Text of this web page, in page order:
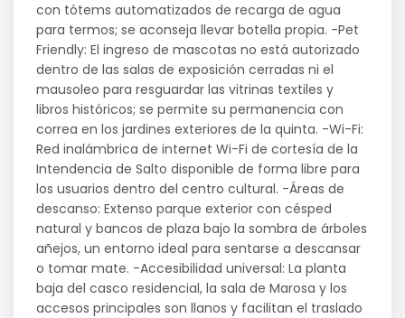
con tótems automatizados de recarga de agua
para termos; se aconseja llevar botella propia. -Pet
Friendly: El ingreso de mascotas no está autorizado
dentro de las salas de exposición cerradas ni el
mausoleo para resguardar las vitrinas textiles y
libros históricos; se permite su permanencia con
correa en los jardines exteriores de la quinta. -Wi-Fi:
Red inalámbrica de internet Wi-Fi de cortesía de la
Intendencia de Salto disponible de forma libre para
los usuarios dentro del centro cultural. -Áreas de
descanso: Extenso parque exterior con césped
natural y bancos de plaza bajo la sombra de árboles
añejos, un entorno ideal para sentarse a descansar
o tomar mate. -Accesibilidad universal: La planta
baja del casco residencial, la sala de Marosa y los
accesos principales son llanos y facilitan el traslado